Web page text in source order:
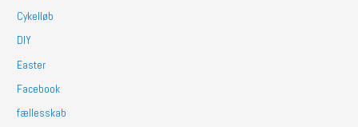
Cykelløb
DIY
Easter
Facebook
fællesskab